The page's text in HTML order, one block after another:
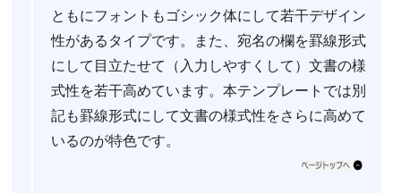
ともにフォントもゴシック体にして若干デザイン
性があるタイプです。また、宛名の欄を罫線形式
にして目立たせて（入力しやすくして）文書の様
式性を若干高めています。本テンプレートでは別
記も罫線形式にして文書の様式性をさらに高めて
いるのが特色です。